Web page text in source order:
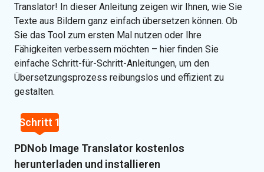
Übersetzungssprache
auswählen
übersetzen
Übersetzung
exportieren
Translator! In dieser Anleitung zeigen wir Ihnen, wie Sie
Texte aus Bildern ganz einfach übersetzen können. Ob
Sie das Tool zum ersten Mal nutzen oder Ihre
Fähigkeiten verbessern möchten – hier finden Sie
einfache Schritt-für-Schritt-Anleitungen, um den
Übersetzungsprozess reibungslos und effizient zu
gestalten.
Schritt 1
PDNob Image Translator kostenlos
herunterladen und installieren